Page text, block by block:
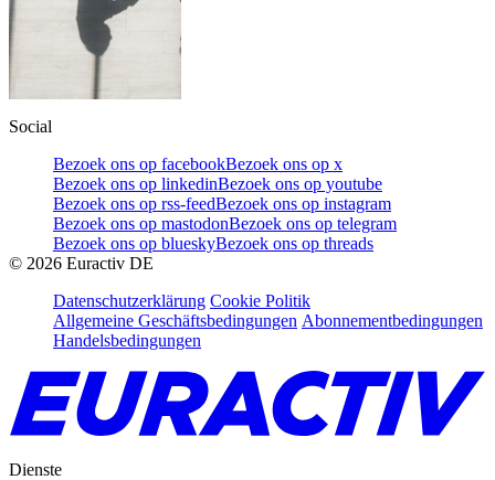
Social
Bezoek ons op facebookBezoek ons op x
Bezoek ons op linkedinBezoek ons op youtube
Bezoek ons op rss-feedBezoek ons op instagram
Bezoek ons op mastodonBezoek ons op telegram
Bezoek ons op blueskyBezoek ons op threads
© 2026 Euractiv DE
Datenschutzerklärung Cookie Politik
Allgemeine Geschäftsbedingungen Abonnementbedingungen
Handelsbedingungen
Dienste